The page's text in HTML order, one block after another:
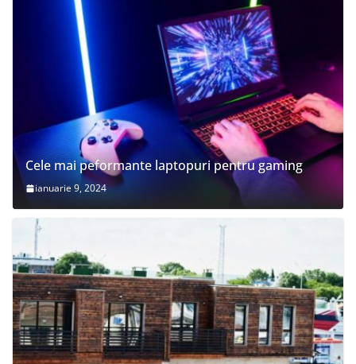
Cele mai peformante laptopuri pentru gaming
ianuarie 9, 2024